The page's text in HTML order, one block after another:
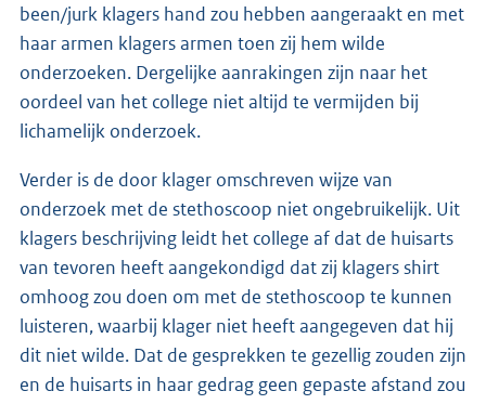
been/jurk klagers hand zou hebben aangeraakt en met
haar armen klagers armen toen zij hem wilde
onderzoeken. Dergelijke aanrakingen zijn naar het
oordeel van het college niet altijd te vermijden bij
lichamelijk onderzoek.
Verder is de door klager omschreven wijze van
onderzoek met de stethoscoop niet ongebruikelijk. Uit
klagers beschrijving leidt het college af dat de huisarts
van tevoren heeft aangekondigd dat zij klagers shirt
omhoog zou doen om met de stethoscoop te kunnen
luisteren, waarbij klager niet heeft aangegeven dat hij
dit niet wilde. Dat de gesprekken te gezellig zouden zijn
en de huisarts in haar gedrag geen gepaste afstand zou